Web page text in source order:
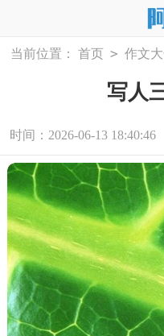
当前位置： 首页 > 作文
写人
时间：2026-06-13 18:40:46